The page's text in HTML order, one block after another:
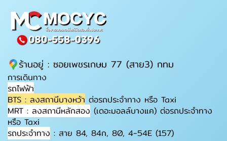
ร้านอยู่ : ซอยเพชรเกษม 77 (สาย3) กทม
การเดินทาง
รถไฟฟ้า
BTS : ลงสถานีบางหว้า ต่อรถประจำทาง หรือ Taxi
MRT : ลงสถานีหลักสอง (เดอะมอลล์บางแค) ต่อรถประจำทาง
หรือ Taxi
รถประจำทาง : สาย 84, 84ก, 80, 4-54E (157)